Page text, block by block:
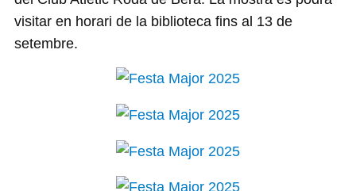
visitar en horari de la biblioteca fins al 13 de
setembre.